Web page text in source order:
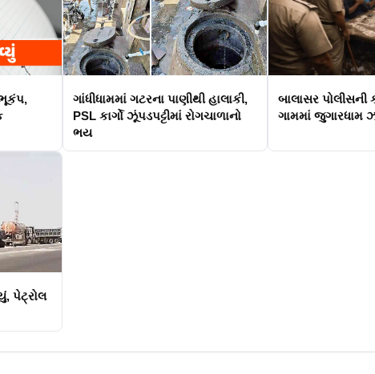
ગાંધીધામમાં ગટરના પાણીથી હાલાકી,
PSL કાર્ગો ઝૂંપડપટ્ટીમાં રોગચાળાનો
ભય
બાલાસર પોલીસની
ગામમાં જુગારધામ
પેટ્રોલ